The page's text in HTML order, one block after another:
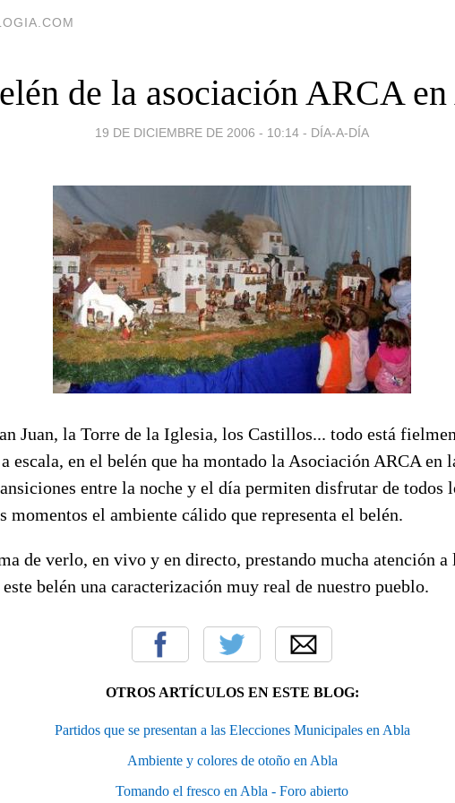
de la asociación ARCA
19 DE DICIEMBRE DE 2006 - 10:14 - DÍA-A-DÍA
Juan, la Torre de la Iglesia, los Castillos... todo está
escala, en el belén que ha montado la Asociación ARCA en
entre la noche y el día permiten disfrutar de todos
momentos el ambiente cálido que representa el belén.
de verlo, en vivo y en directo, prestando mucha atención a
este belén una caracterización muy real de nuestro pueblo.
OTROS ARTÍCULOS EN ESTE BLOG:
Partidos que se presentan a las Elecciones Municipales en Abla
Ambiente y colores de otoño en Abla
Tomando el fresco en Abla - Foro abierto